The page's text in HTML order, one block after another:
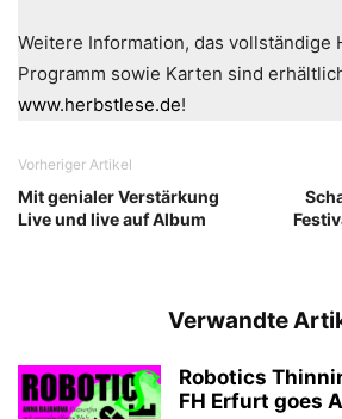
Weitere Information, das vollständige
Programm sowie Karten sind
www.herbstlese.de!
Vorheriger Artikel
Mit genialer Verstärkung
Live und live auf Album
Verwandte
Robotics
FH Erfurt goes